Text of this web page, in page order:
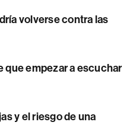
volverse contra las
que empezar a escuchar
y el riesgo de una